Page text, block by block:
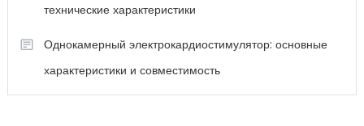
технические характеристики
Однокамерный электрокардиостимулятор: основные
характеристики и совместимость